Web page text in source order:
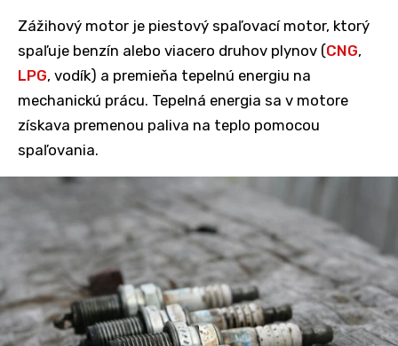
Zážihový motor je piestový spaľovací motor, ktorý
spaľuje benzín alebo viacero druhov plynov (CNG,
LPG, vodík) a premieňa tepelnú energiu na
mechanickú prácu. Tepelná energia sa v motore
získava premenou paliva na teplo pomocou
spaľovania.